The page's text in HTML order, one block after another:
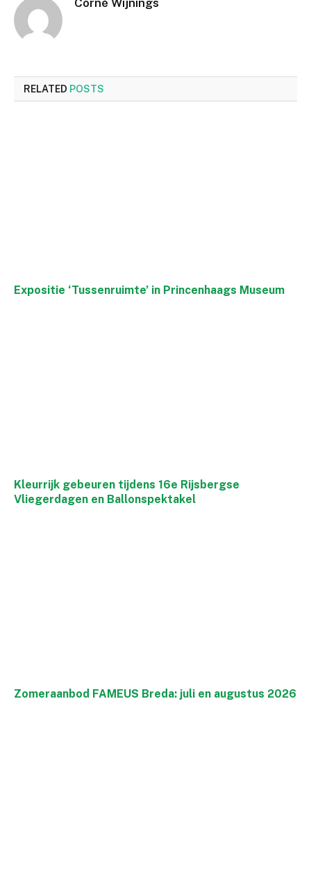
RELATED POSTS
Expositie ‘Tussenruimte’ in Princenhaags Museum
Kleurrijk gebeuren tijdens 16e Rijsbergse
Vliegerdagen en Ballonspektakel
Zomeraanbod FAMEUS Breda: juli en augustus 2026